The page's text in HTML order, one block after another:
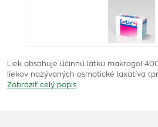
Liek obsahuje účinnú látku makrogol
liekov nazývaných osmotické laxatíva
Zobraziť celý popis